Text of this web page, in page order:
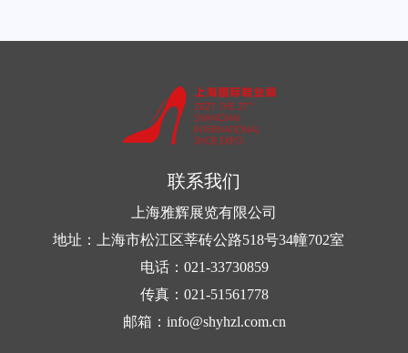
联系我们
上海雅辉展览有限公司
地址：上海市松江区莘砖公路518号34幢702室
电话：021-33730859
传真：021-51561778
邮箱：info@shyhzl.com.cn